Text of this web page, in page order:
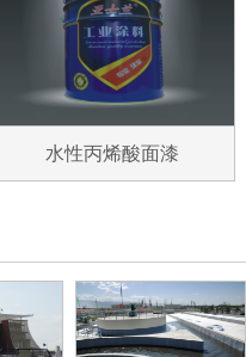
水性丙烯酸面漆